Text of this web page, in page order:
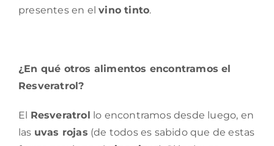
presentes en elvino tinto.
¿En qué otros alimentos encontramos el
Resveratrol?
El Resveratrol lo encontramos desde luego, en
las uvas rojas (de todos es sabido que de estas